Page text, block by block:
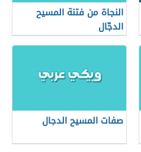
النجاة من فتنة المسيح
الدجّال
صفات المسيح الدجال